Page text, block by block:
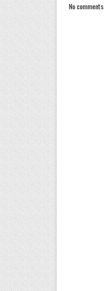
No comments